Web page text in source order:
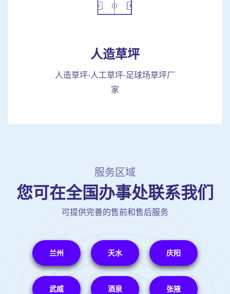
人造草坪
人造草坪-人工草坪-足球场草坪厂
家
服务区域
您可在全国办事处联系我们
可提供完善的售前和售后服务
兰州 天水 庆阳
武威 酒泉 张掖